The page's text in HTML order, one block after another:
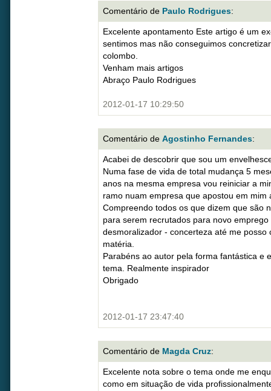
Comentário de Paulo Rodrigues:
Excelente apontamento Este artigo é um
sentimos mas não conseguimos
colombo.
Venham mais artigos
Abraço Paulo Rodrigues
2012-01-17 10:29:50
Comentário de Agostinho Fernandes:
Acabei de descobrir que sou um
Numa fase de vida de total mudança 5
anos na mesma empresa vou reiniciar a
ramo nuam empresa que apostou em
Compreendo todos os que dizem que são
para serem recrutados para novo
desmoralizador - concerteza até me posso
matéria.
Parabéns ao autor pela forma fantástica e
tema. Realmente inspirador
Obrigado
2012-01-17 23:47:40
Comentário de Magda Cruz:
Excelente nota sobre o tema onde me
como em situação de vida